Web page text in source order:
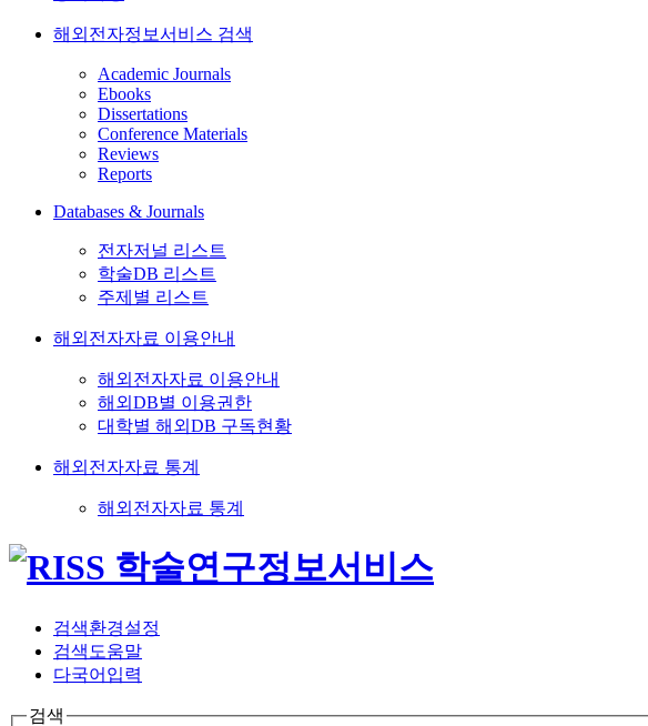
해외전자정보서비스 검색
Academic Journals
Ebooks
Dissertations
Conference Materials
Reviews
Reports
Databases & Journals
전자저널 리스트
학술DB 리스트
주제별 리스트
해외전자자료 이용안내
해외전자자료 이용안내
해외DB별 이용권한
대학별 해외DB 구독현황
해외전자자료 통계
해외전자자료 통계
검색환경설정
검색도움말
다국어입력
검색